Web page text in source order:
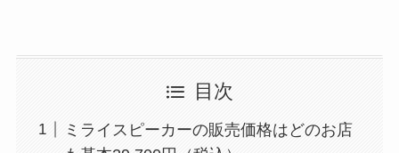
目次
ミライスピーカーの販売価格はどのお店